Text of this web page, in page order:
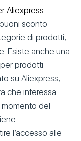
Aliexpress
sconto
di prodotti,
Esiste anche una
prodotti
su Aliexpress,
che interessa.
del
l’accesso alle